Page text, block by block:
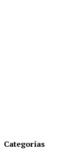
Categorías